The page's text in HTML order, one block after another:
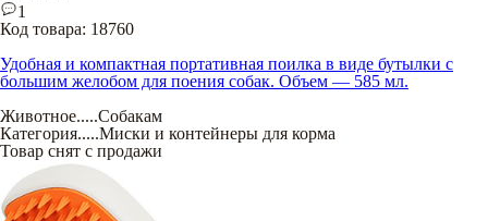
1
Код товара: 18760
Удобная и компактная портативная поилка в виде бутылки с
большим желобом для поения собак. Объем — 585 мл.
Животное.....Собакам
Категория.....Миски и контейнеры для корма
Товар снят с продажи